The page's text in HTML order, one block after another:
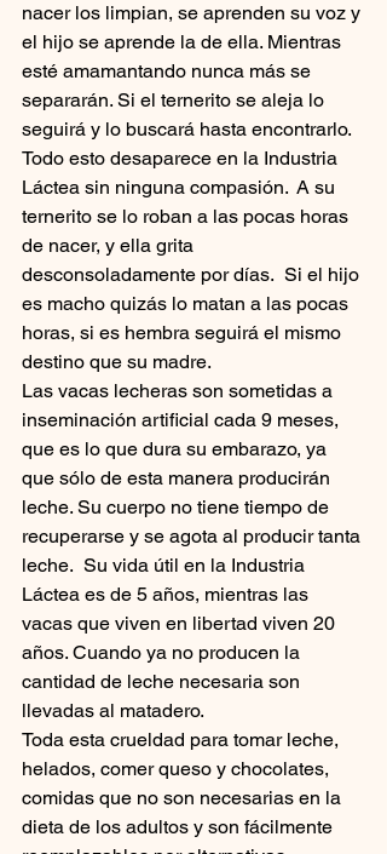
nacer los limpian, se aprenden su voz y
el hijo se aprende la de ella. Mientras
esté amamantando nunca más se
separarán. Si el ternerito se aleja lo
seguirá y lo buscará hasta encontrarlo.
Todo esto desaparece en la Industria
Láctea sin ninguna compasión.  A su
ternerito se lo roban a las pocas horas
de nacer, y ella grita
desconsoladamente por días.  Si el hijo
es macho quizás lo matan a las pocas
horas, si es hembra seguirá el mismo
destino que su madre.
Las vacas lecheras son sometidas a
inseminación artificial cada 9 meses,
que es lo que dura su embarazo, ya
que sólo de esta manera producirán
leche. Su cuerpo no tiene tiempo de
recuperarse y se agota al producir tanta
leche.  Su vida útil en la Industria
Láctea es de 5 años, mientras las
vacas que viven en libertad viven 20
años. Cuando ya no producen la
cantidad de leche necesaria son
llevadas al matadero.
Toda esta crueldad para tomar leche,
helados, comer queso y chocolates,
comidas que no son necesarias en la
dieta de los adultos y son fácilmente